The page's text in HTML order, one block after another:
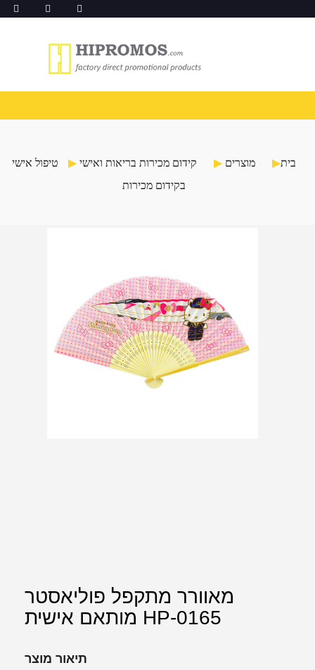
בית מוצרים קידום מכירות בריאות ואישי
טיפול אישי
בקידום מכירות
מאוורר מתקפל פוליאסטר
מותאם אישית HP-0165
תיאור מוצר